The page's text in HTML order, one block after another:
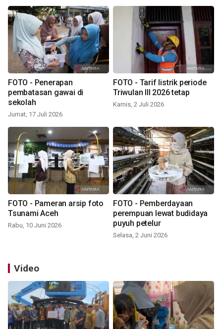
FOTO - Penerapan
pembatasan gawai di
sekolah
Jumat, 17 Juli 2026
FOTO - Tarif listrik periode
Triwulan III 2026 tetap
Kamis, 2 Juli 2026
FOTO - Pameran arsip foto
Tsunami Aceh
Rabu, 10 Juni 2026
FOTO - Pemberdayaan
perempuan lewat budidaya
puyuh petelur
Selasa, 2 Juni 2026
Video